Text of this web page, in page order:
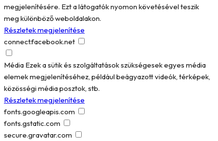
megjelenítésére. Ezt a látogatók nyomon követésével teszik
meg különböző weboldalakon.
Részletek megjelenítése
connect.facebook.net
Média Ezek a sütik és szolgáltatások szükségesek egyes média
elemek megjelenítéséhez, például beágyazott videók, térképek,
közösségi média posztok, stb.
Részletek megjelenítése
fonts.googleapis.com
fonts.gstatic.com
secure.gravatar.com